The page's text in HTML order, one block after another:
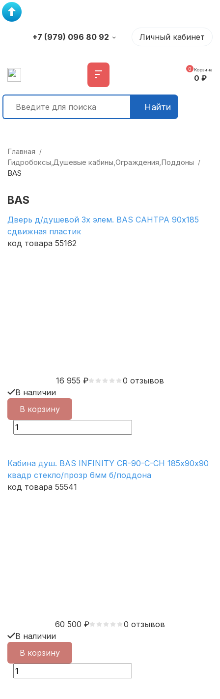
+7 (979) 096 80 92 Личный кабинет
Найти
0 Корзина
0 ₽
Главная /
Гидробоксы,Душевые кабины,Ограждения,Поддоны /
BAS
BAS
Дверь д/душевой 3х элем. BAS САНТРА 90х185
сдвижная пластик
код товара 55162
16 955 ₽
0 отзывов
В наличии
В корзину
Кабина душ. BAS INFINITY CR-90-C-CH 185х90х90
квадр стекло/прозр 6мм б/поддона
код товара 55541
60 500 ₽
0 отзывов
В наличии
В корзину